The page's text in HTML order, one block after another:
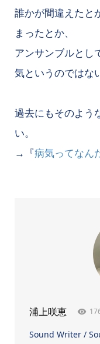
誰かが間違えたと
まったとか、
アンサンブルとし
気というのではな
過去にもそのよう
い。
→『病気ってなん
浦上咲恵
Sound Writer /